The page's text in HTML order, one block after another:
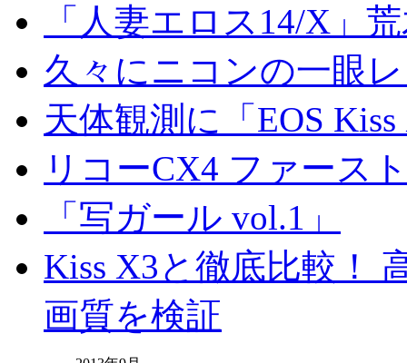
「人妻エロス14/X」
久々にニコンの一眼
天体観測に「EOS
リコーCX4 ファース
「写ガール vol.1」
Kiss X3と徹底比較！
画質を検証